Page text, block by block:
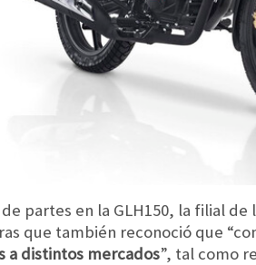
partes en la GLH150, la filial
que también reconoció que
a distintos mercados”, tal como